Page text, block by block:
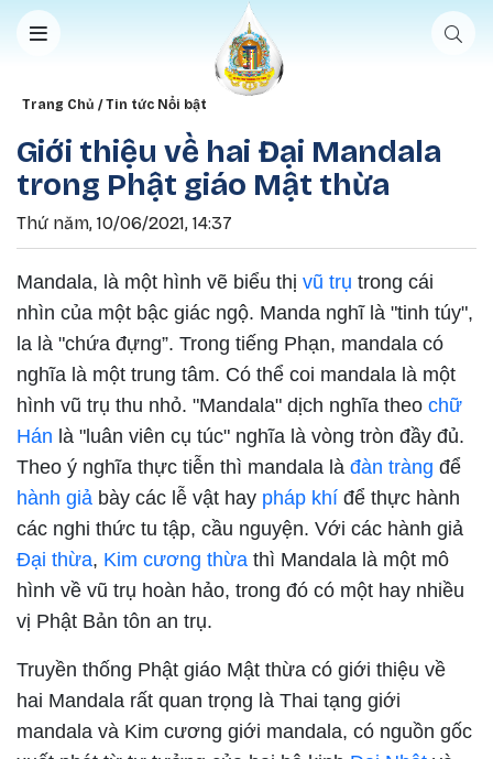
Nhảy đến nội dung
Breadcrumb
Trang Chủ Tin tức Nổi bật
Giới thiệu về hai Đại Mandala
trong Phật giáo Mật thừa
Thứ năm, 10/06/2021, 14:37
Mandala, là một hình vẽ biểu thị vũ trụ trong cái
nhìn của một bậc giác ngộ. Manda nghĩ là "tinh túy",
la là "chứa đựng”. Trong tiếng Phạn, mandala có
nghĩa là một trung tâm. Có thể coi mandala là một
hình vũ trụ thu nhỏ. "Mandala" dịch nghĩa theo chữ
Hán là "luân viên cụ túc" nghĩa là vòng tròn đầy đủ.
Theo ý nghĩa thực tiễn thì mandala là đàn tràng để
hành giả bày các lễ vật hay pháp khí để thực hành
các nghi thức tu tập, cầu nguyện. Với các hành giả
Đại thừa, Kim cương thừa thì Mandala là một mô
hình về vũ trụ hoàn hảo, trong đó có một hay nhiều
vị Phật Bản tôn an trụ.
Truyền thống Phật giáo Mật thừa có giới thiệu về
hai Mandala rất quan trọng là Thai tạng giới
mandala và Kim cương giới mandala, có nguồn gốc